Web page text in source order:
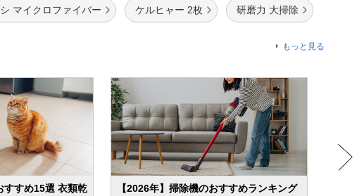
マイクロファイバー ケルヒャー 2枚 研磨力 大掃除
もっと見る
すすめ15選 衣類乾
【2026年】掃除機のおすすめランキング